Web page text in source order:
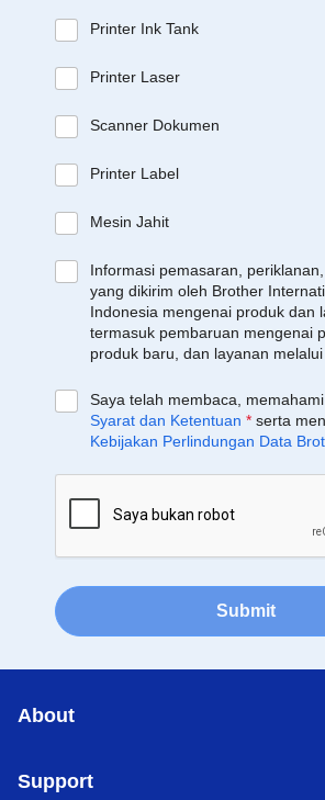
Printer Ink Tank
Printer Laser
Scanner Dokumen
Printer Label
Mesin Jahit
Informasi pemasaran,
yang dikirim oleh Brother
Indonesia mengenai produk dan
termasuk pembaruan mengenai
produk baru, dan layanan melalui
Saya telah membaca,
Syarat dan Ketentuan * serta
Kebijakan Perlindungan Data
Submit
About
Support